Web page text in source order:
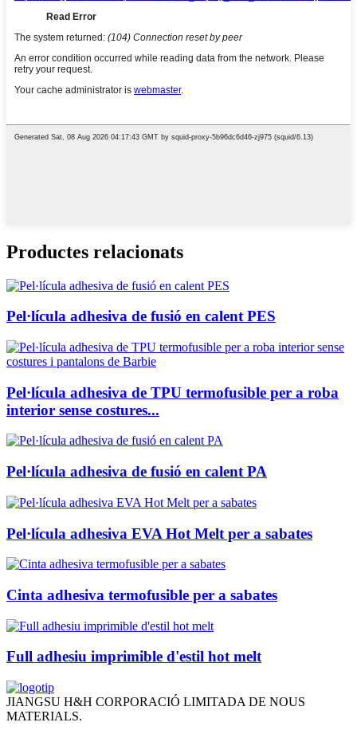
Productes relacionats
Pel·lícula adhesiva de fusió en calent PES
Pel·lícula adhesiva de TPU termofusible per a roba
interior sense costures...
Pel·lícula adhesiva de fusió en calent PA
Pel·lícula adhesiva EVA Hot Melt per a sabates
Cinta adhesiva termofusible per a sabates
Full adhesiu imprimible d'estil hot melt
JIANGSU H&H CORPORACIÓ LIMITADA DE NOUS
MATERIALS.